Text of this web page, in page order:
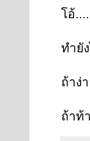
โอ้....
ทำยั
ถ้าง่
ถ้าท้